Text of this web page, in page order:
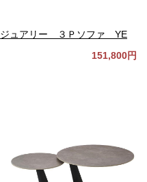
ジュアリー ３Ｐソファ YE
151,800円